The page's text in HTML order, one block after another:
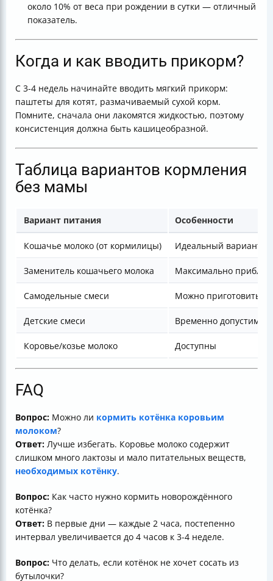
около 10% от веса при рождении в сутки — отличный
показатель.
Когда и как вводить прикорм?
С 3-4 недель начинайте вводить мягкий прикорм:
паштеты для котят, размачиваемый сухой корм.
Помните, сначала они лакомятся жидкостью, поэтому
консистенция должна быть кашицеобразной.
Таблица вариантов кормления
без мамы
Вариант питания Особенности
Кошачье молоко (от кормилицы) Идеальный вариант
Заменитель кошачьего молока Максимально
Самодельные смеси Можно приготовить
Детские смеси Временно допустимы
Коровье/козье молоко Доступны
FAQ
Вопрос: Можно ли кормить котёнка коровьим
молоком?
Ответ: Лучше избегать. Коровье молоко содержит
слишком много лактозы и мало питательных веществ,
необходимых котёнку.
Вопрос: Как часто нужно кормить новорождённого
котёнка?
Ответ: В первые дни — каждые 2 часа, постепенно
интервал увеличивается до 4 часов к 3-4 неделе.
Вопрос: Что делать, если котёнок не хочет сосать из
бутылочки?